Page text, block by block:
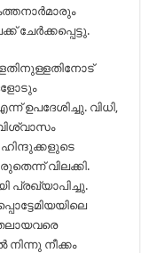
ചേർക്കപ്പെട്ടു.
ഉപദേശിച്ചു. വിധി,
ഹിന്ദുക്കളുടെ
വിലക്കി.
പ്രഖ്യാപിച്ചു.
നീക്കം